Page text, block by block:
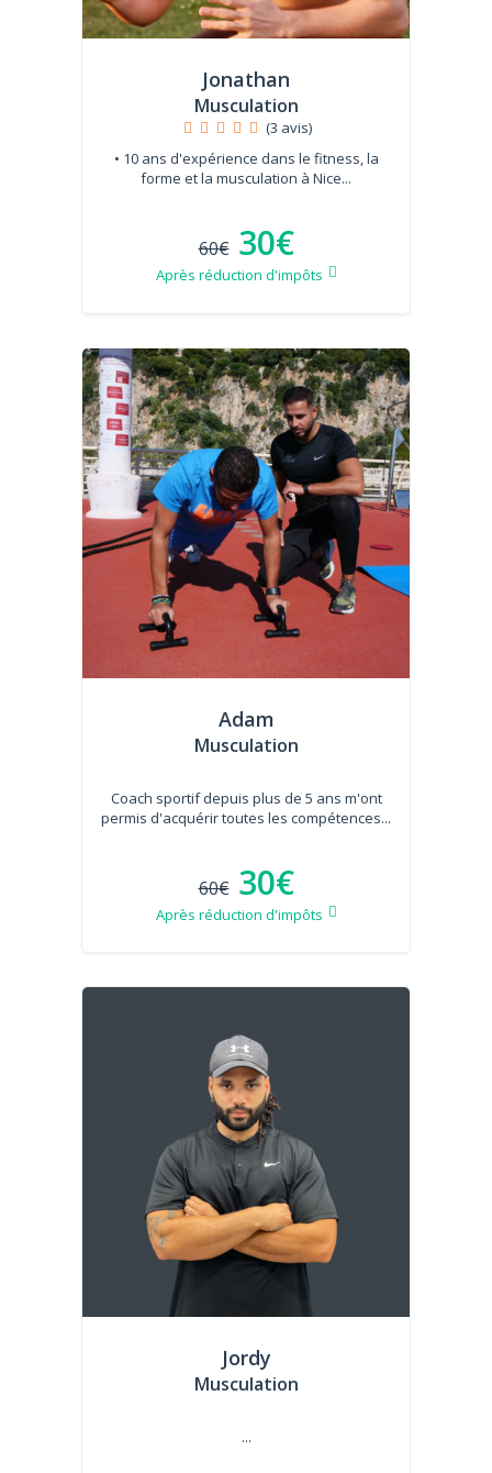
Jonathan
Musculation
(3 avis)
• 10 ans d'expérience dans le fitness, la
forme et la musculation à Nice...
60€ 30€
Après réduction d'impôts
Adam
Musculation
Coach sportif depuis plus de 5 ans m'ont
permis d'acquérir toutes les compétences...
60€ 30€
Après réduction d'impôts
Jordy
Musculation
...